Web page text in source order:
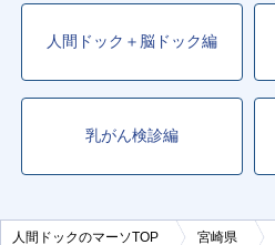
人間ドック＋脳ドック編
乳がん検診編
人間ドックのマーソTOP 宮崎県